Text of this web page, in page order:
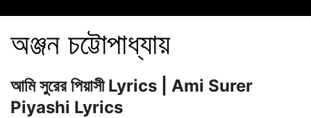
অঞ্জন চট্টোপাধ্যায়
আমি সুরের পিয়াসী Lyrics | Ami Surer
Piyashi Lyrics